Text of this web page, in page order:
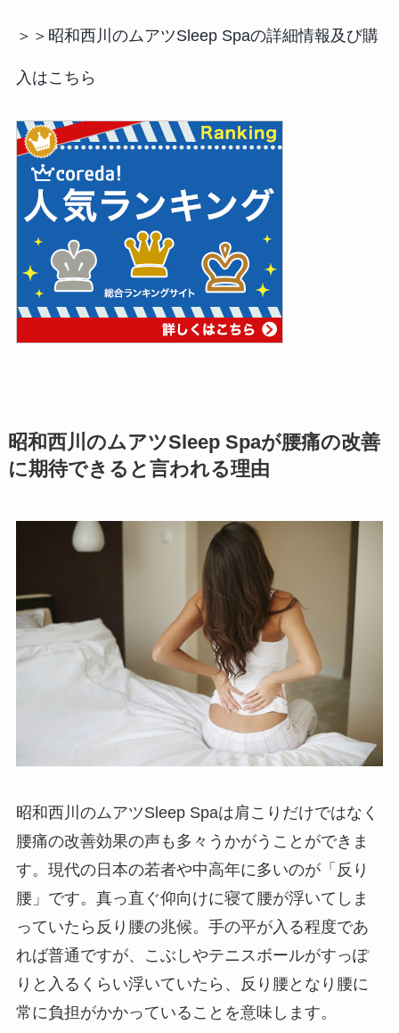
＞＞昭和西川のムアツSleep Spaの詳細情報及び購
入はこちら
昭和西川のムアツSleep Spaが腰痛の改善
に期待できると言われる理由
昭和西川のムアツSleep Spaは肩こりだけではなく
腰痛の改善効果の声も多々うかがうことができま
す。現代の日本の若者や中高年に多いのが「反り
腰」です。真っ直ぐ仰向けに寝て腰が浮いてしま
っていたら反り腰の兆候。手の平が入る程度であ
れば普通ですが、こぶしやテニスボールがすっぽ
りと入るくらい浮いていたら、反り腰となり腰に
常に負担がかかっていることを意味します。